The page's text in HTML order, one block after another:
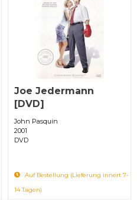
Joe Jedermann
[DVD]
John Pasquin
2001
DVD
Auf Bestellung (Lieferung innert 7-
14 Tagen)